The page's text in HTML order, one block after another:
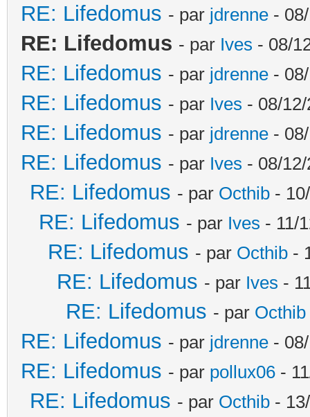
RE: Lifedomus - par jdrenne -
RE: Lifedomus - par Ives - 08/
RE: Lifedomus - par jdrenne -
RE: Lifedomus - par Ives - 08/
RE: Lifedomus - par jdrenne -
RE: Lifedomus - par Ives - 08/
RE: Lifedomus - par Octhib -
RE: Lifedomus - par Ives - 11/
RE: Lifedomus - par Octhib -
RE: Lifedomus - par Ives -
RE: Lifedomus - par Octhib
RE: Lifedomus - par jdrenne -
RE: Lifedomus - par pollux06 -
RE: Lifedomus - par Octhib -